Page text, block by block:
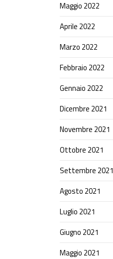
Maggio 2022
Aprile 2022
Marzo 2022
Febbraio 2022
Gennaio 2022
Dicembre 2021
Novembre 2021
Ottobre 2021
Settembre 2021
Agosto 2021
Luglio 2021
Giugno 2021
Maggio 2021